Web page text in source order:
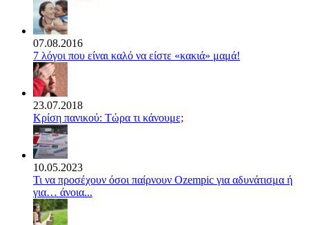
07.08.2016
7 λόγοι που είναι καλό να είστε «κακιά» μαμά!
23.07.2018
Κρίση πανικού: Τώρα τι κάνουμε;
10.05.2023
Τι να προσέχουν όσοι παίρνουν Ozempic για αδυνάτισμα ή
για… άνοια...